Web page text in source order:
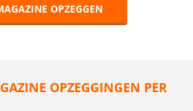
OPZEGGEN
OPZEGGINGEN PER